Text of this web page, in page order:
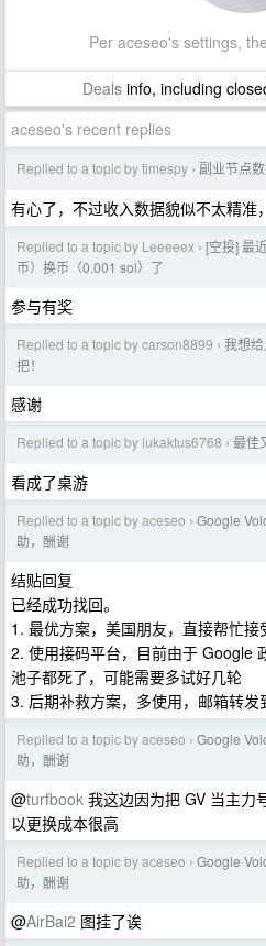
Per aceseo's settings,
Dealsinfo, including
aceseo's recent replies
Replied to a topic by timespy › 副业节点
有心了，不过收入数据貌似不太精准
Replied to a topic by Leeeeex › [空投] 最
币）换币（0.001 sol）了
参与有奖
Replied to a topic by carson8899 › 我想
把！
感谢
Replied to a topic by lukaktus6768 › 最佳
看成了桌游
Replied to a topic by aceseo › Google
助，酬谢
结贴回复
已经成功找回。
1. 最优方案，美国朋友，直接帮忙
2. 使用接码平台，目前由于 Google
池子都死了，可能需要多试好几轮
3. 后期补救方案，多使用，邮箱转发
Replied to a topic by aceseo › Google
助，酬谢
@turfbook 我这边因为把 GV 当主力
以更换成本很高
Replied to a topic by aceseo › Google
助，酬谢
@AirBai2 图挂了诶